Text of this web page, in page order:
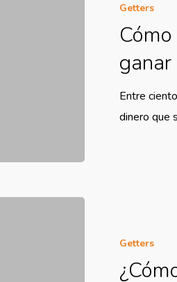
Getters
Entre
dinero que
Getters